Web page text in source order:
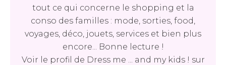
tout ce qui concerne le shopping et la
conso des familles : mode, sorties, food,
voyages, déco, jouets, services et bien plus
encore... Bonne lecture !
Voir le profil de Dress me ... and my kids ! sur